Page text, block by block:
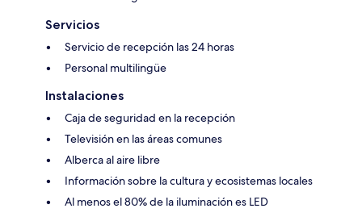
Servicios
Servicio de recepción las 24 horas
Personal multilingüe
Instalaciones
Caja de seguridad en la recepción
Televisión en las áreas comunes
Alberca al aire libre
Información sobre la cultura y ecosistemas locales
Al menos el 80% de la iluminación es LED